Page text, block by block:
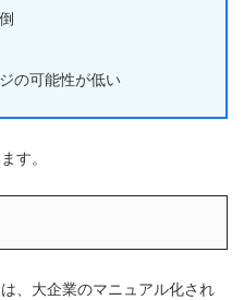
の可能性が低い
す。
、大企業のマニュアル化され